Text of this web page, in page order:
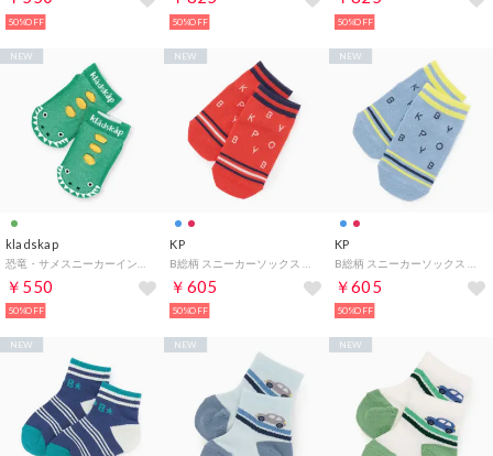
50%OFF 50%OFF 50%OFF
kladskap
￥550
NEW
50%OFF
KP
￥605
NEW
50%OFF
KP
￥605
NEW
50%OFF
NEW NEW NEW